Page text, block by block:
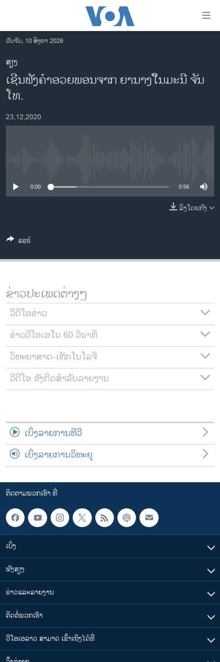
ເຂົ້າ
ຫາ
ຂ້າມ
ຂ້າມ
ຂ້າມ
ຫາ
ຊອກ
ລາວ
ອາເມຣິກາ
ຂ່າວ​ຈີນ
ຊີວິດຊາວລາວ
ທຸລະກິດ
ພາສາອັງກິດ
ສຽງ
ລາຍການກະຈາຍສຽງ
ລາຍງານ
ຕິດຕາມພວກເຮົາ ທີ່
ພາສາຕ່າງໆ
ວັນຈັນ, 10 ສິງຫາ 2026
ສຽງ
ເຊີນຟັງຄຳອວຍພອນຈາກ ຍານາງໃັນມະນີ ຈັນ
ໂທ.
23,12,2020
0:00 0:56
ລິງໂດຍກົງ
ແຊຣ໌
ຂ່າວປະເພດຕ່າງໆ
ວີດີໂອຂ່າວ
ຂ່າວວີໂອເອໃນ 60 ວິນາທີ
ວິທະຍາສາດ-ເທັກໂນໂລຈີ
ວີດີໂອ ອັງກິດສຳລັບລາຍງານ
ເບິ່ງລາຍການທີວີ
ເບິ່ງລາຍການວິທະຍຸ
ຕິດຕາມພວກເຮົາ ທີ່
ເບິ່ງ
ຟັງສຽງ
ຂ່າວແລະລາຍງານ
ຕິດຕໍ່ພວກເຮົາ
ວີໂອເອລາວ ສາມາດ ເຂົ້າເຖິງໄດ້ທີ່